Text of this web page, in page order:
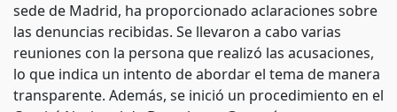
sede de Madrid, ha proporcionado aclaraciones sobre
las denuncias recibidas. Se llevaron a cabo varias
reuniones con la persona que realizó las acusaciones,
lo que indica un intento de abordar el tema de manera
transparente. Además, se inició un procedimiento en el